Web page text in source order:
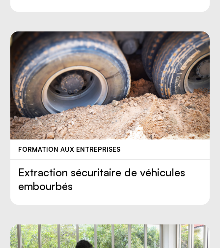
FORMATION AUX ENTREPRISES
Extraction sécuritaire de véhicules
embourbés